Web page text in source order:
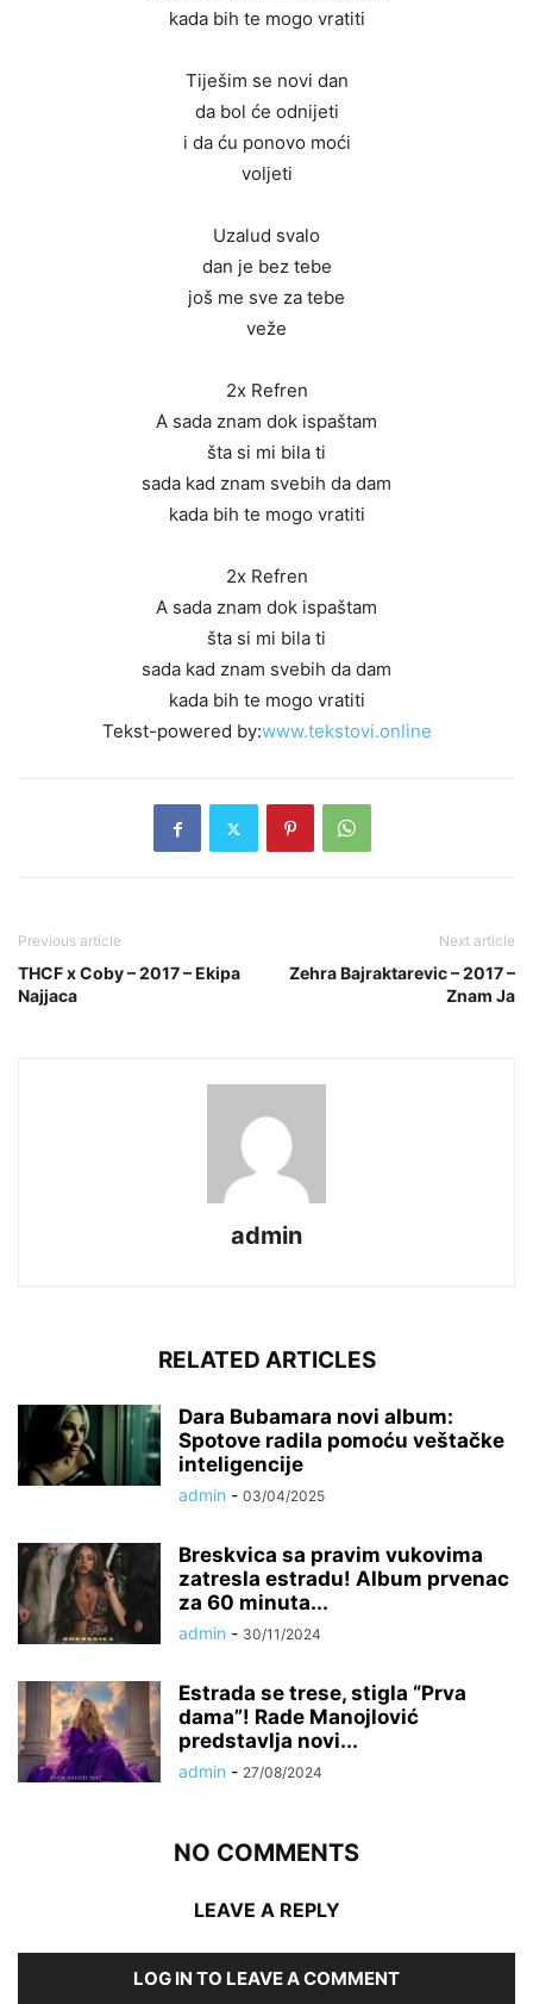
kada bih te mogo vratiti
Tiješim se novi dan
da bol će odnijeti
i da ću ponovo moći
voljeti
Uzalud svalo
dan je bez tebe
još me sve za tebe
veže
2x Refren
A sada znam dok ispaštam
šta si mi bila ti
sada kad znam svebih da dam
kada bih te mogo vratiti
2x Refren
A sada znam dok ispaštam
šta si mi bila ti
sada kad znam svebih da dam
kada bih te mogo vratiti
Tekst-powered by:www.tekstovi.online
Previous article
THCF x Coby – 2017 – Ekipa
Najjaca
Next article
Zehra Bajraktarevic – 2017 –
Znam Ja
admin
RELATED ARTICLES
Dara Bubamara novi album:
Spotove radila pomoću veštačke
inteligencije
admin - 03/04/2025
Breskvica sa pravim vukovima
zatresla estradu! Album prvenac
za 60 minuta...
admin - 30/11/2024
Estrada se trese, stigla “Prva
dama”! Rade Manojlović
predstavlja novi...
admin - 27/08/2024
NO COMMENTS
LEAVE A REPLY
LOG IN TO LEAVE A COMMENT